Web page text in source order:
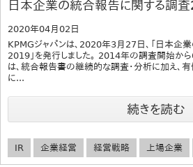
日本企業の統合報告に関する調
2020年04月02日
KPMGジャパンは、2020年3月27日、「日本企
2019」を発行しました。 2014年の調査開始か
は、統合報告書の継続的な調査・分析に加え、
に...
続きを読む
IR 企業経営 経営戦略 上場企業